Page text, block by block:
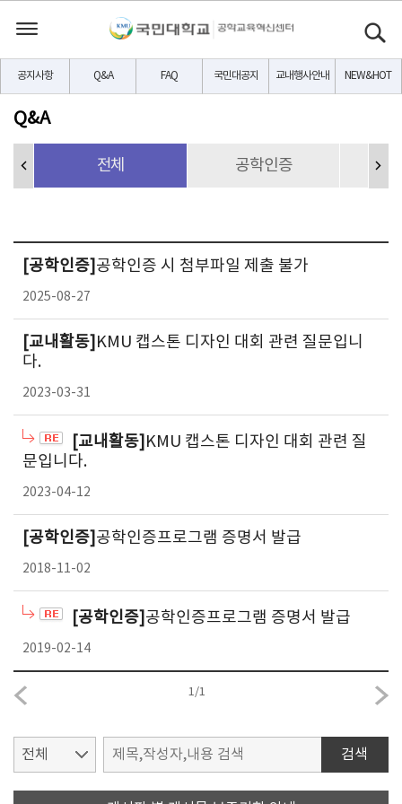
공지사항 Q&A FAQ 국민대공지 교내행사안내 NEW&HOT
Q&A
전체 공학인증
[공학인증] 공학인증 시 첨부파일 제출 불가
2025-08-27
[교내활동] KMU 캡스톤 디자인 대회 관련 질문입니
다.
2023-03-31
[교내활동] KMU 캡스톤 디자인 대회 관련 질
문입니다.
2023-04-12
[공학인증] 공학인증프로그램 증명서 발급
2018-11-02
[공학인증] 공학인증프로그램 증명서 발급
2019-02-14
1/1
검색